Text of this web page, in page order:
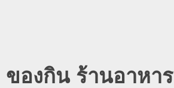
ของกิน ร้านอาหาร